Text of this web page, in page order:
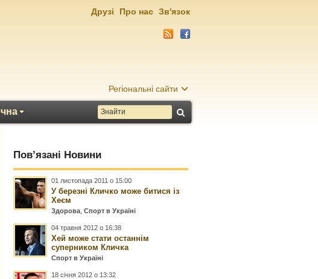
Регіональні сайти
Друзі Про нас Зв'язок
Пов’язані Новини
01 листопада 2011 о 15:00
У березні Кличко може битися із
Хеєм
Здорова ,Спорт в Україні
04 травня 2012 о 16:38
Хей може стати останнім
суперником Кличка
Спорт в Україні
18 січня 2012 о 13:32